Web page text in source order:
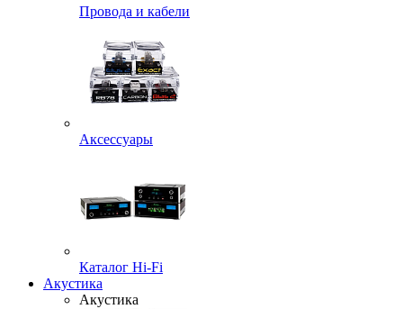
Провода и кабели
Аксессуары
Каталог Hi-Fi
Акустика
Акустика